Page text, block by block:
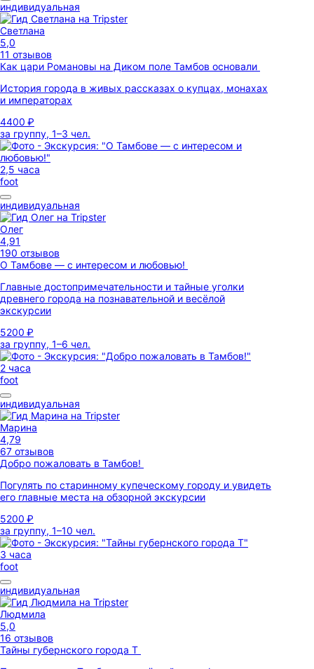
индивидуальная
Светлана
5,0
11 отзывов
Как цари Романовы на Диком поле Тамбов основали
История города в живых рассказах о купцах, монахах
и императорах
4400 ₽
за группу, 1–3 чел.
2,5 часа
foot
индивидуальная
Олег
4,91
190 отзывов
О Тамбове — с интересом и любовью!
Главные достопримечательности и тайные уголки
древнего города на познавательной и весёлой
экскурсии
5200 ₽
за группу, 1–6 чел.
2 часа
foot
индивидуальная
Марина
4,79
67 отзывов
Добро пожаловать в Тамбов!
Погулять по старинному купеческому городу и увидеть
его главные места на обзорной экскурсии
5200 ₽
за группу, 1–10 чел.
3 часа
foot
индивидуальная
Людмила
5,0
16 отзывов
Тайны губернского города Т